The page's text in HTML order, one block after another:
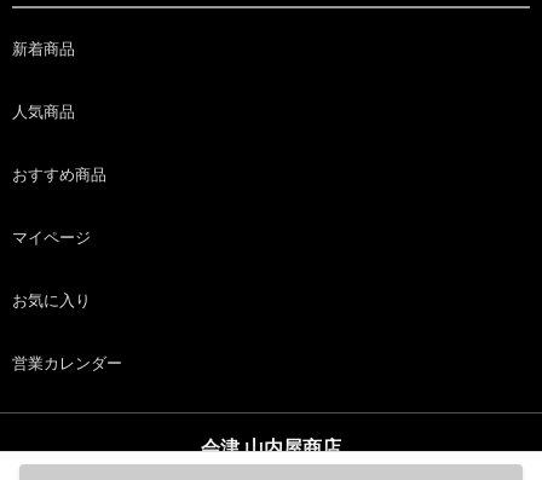
新着商品
人気商品
おすすめ商品
マイページ
お気に入り
営業カレンダー
会津 山内屋商店